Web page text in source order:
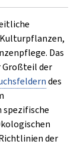
Das
Großteil der
des
spezifische
der